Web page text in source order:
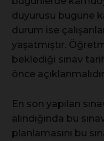
duyurusu bugüne
durum ise
yaşatmıştır.
beklediği sınav
önce
En son yapılan
alındığında bu
planlamasını bu